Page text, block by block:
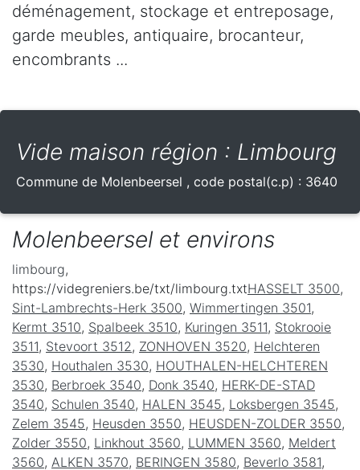
déménagement, stockage et entreposage,
garde meubles, antiquaire, brocanteur,
encombrants ...
Vide maison région : Limbourg
Commune de Molenbeersel , code postal(c.p) : 3640
Molenbeersel et environs
limbourg,
https://videgreniers.be/txt/limbourg.txtHASSELT 3500,
Sint-Lambrechts-Herk 3500, Wimmertingen 3501,
Kermt 3510, Spalbeek 3510, Kuringen 3511, Stokrooie
3511, Stevoort 3512 , ZONHOVEN 3520, Helchteren
3530, Houthalen 3530, HOUTHALEN-HELCHTEREN
3530, Berbroek 3540, Donk 3540, HERK-DE-STAD
3540, Schulen 3540, HALEN 3545, Loksbergen 3545,
Zelem 3545, Heusden 3550, HEUSDEN-ZOLDER 3550,
Zolder 3550, Linkhout 3560, LUMMEN 3560, Meldert
3560, ALKEN 3570, BERINGEN 3580, Beverlo 3581,